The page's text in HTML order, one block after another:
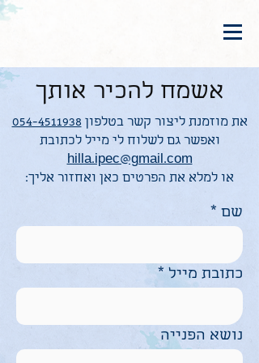
אשמח להכיר אותך
את מוזמנת ליצור קשר בטלפון054-4511938
ואפשר גם לשלוח לי מייל לכתובת
hilla.ipec@gmail.com
או למלא את הפרטים כאן ואחזור אליך:
שם
כתובת מייל
נושא הפנייה